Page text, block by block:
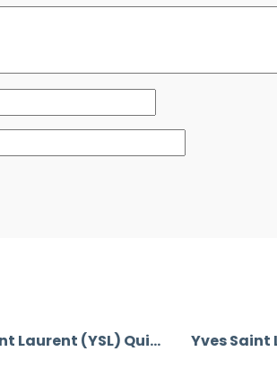
Yves Saint Laurent (YSL) Quilted Shoulder Bag